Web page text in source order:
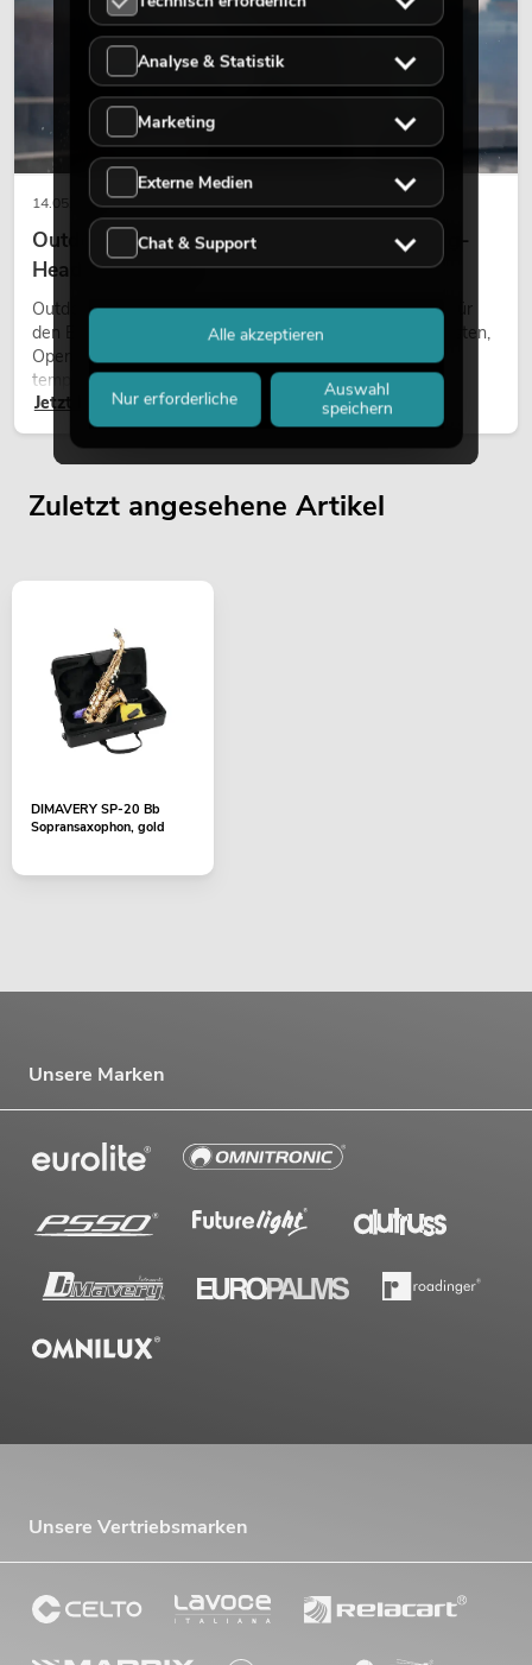
14.05.2026
Outdoor Moving-Heads: Wetterfeste Moving-
Heads bei Events
Outdoor Moving-Heads sind bewegliche Scheinwerfer für
den Einsatz im Freien. Sie werden bei Festivals, Stadtfesten,
Open-Air-Konzerten, Architekturinszenierungen und
temporären Außeninstallationen eingesetzt.
Jetzt lesen
Zuletzt angesehene Artikel
DIMAVERY SP-20 Bb
Sopransaxophon, gold
Unsere Marken
Unsere Vertriebsmarken
Analyse & Statistik
Marketing
Externe Medien
Chat & Support
Nur erforderliche
Auswahl
speichern
Alle akzeptieren